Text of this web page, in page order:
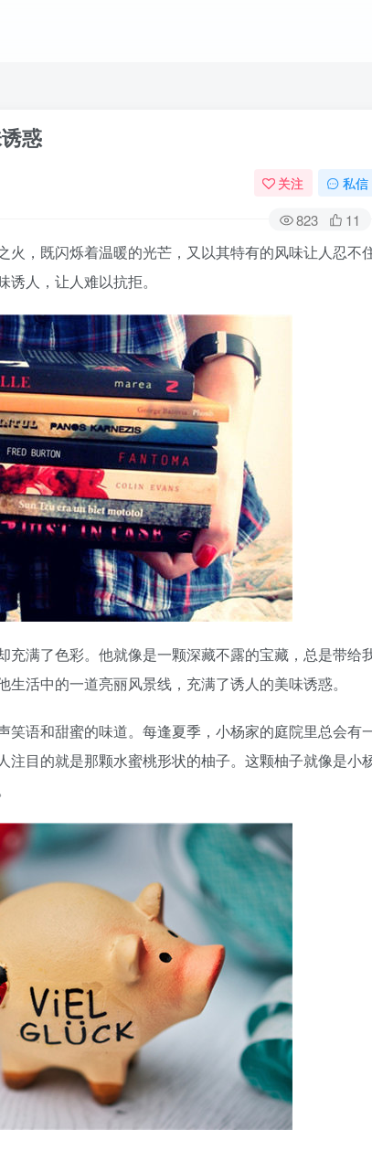
惑
关注 私信
823 11
，既闪烁着温暖的光芒，又以其特有的风味让人忍不
人，让人难以抗拒。
满了色彩。他就像是一颗深藏不露的宝藏，总是带给
活中的一道亮丽风景线，充满了诱人的美味诱惑。
语和甜蜜的味道。每逢夏季，小杨家的庭院里总会有
目的就是那颗水蜜桃形状的柚子。这颗柚子就像是小